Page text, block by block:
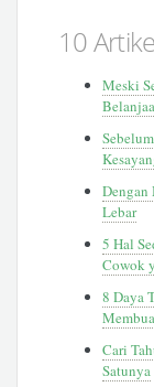
10
Meski
Lebar
5 Hal
Cowok
8 Daya
Cari
Satunya